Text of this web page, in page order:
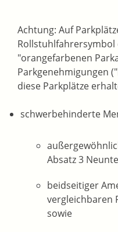
Achtung: Auf
"orangefarbenen
Parkgenehmigungen
diese Parkplätze erhal
schwerbehinderte
Absatz 3
beidseitiger
vergleichbaren
sowie